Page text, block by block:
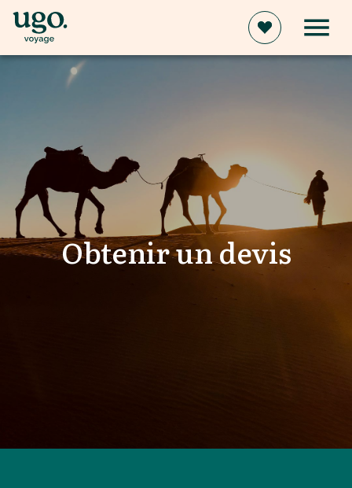
Obtenir un devis